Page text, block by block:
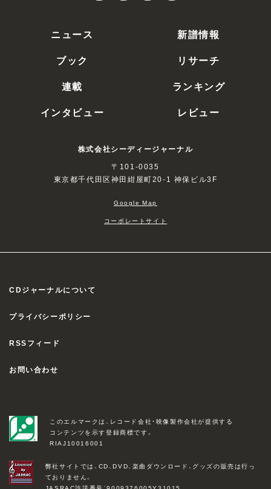
ニュース
新譜情報
ブック
リサーチ
連載
ランキング
インタビュー
レビュー
株式会社シーディージャーナル
〒101-0035
東京都千代田区神田紺屋町20-1 神保ビル3F
Google Map
コーポレートサイト
CDジャーナルについて
プライバシーポリシー
RSSフィード
お問い合わせ
このエルマークは、レコード会社・映像製作会社が提供する
コンテンツを示す登録商標です。
RIAJ10016001
弊社サイトでは、CD、DVD、楽曲ダウンロード、グッズの販売は行っ
ておりません。